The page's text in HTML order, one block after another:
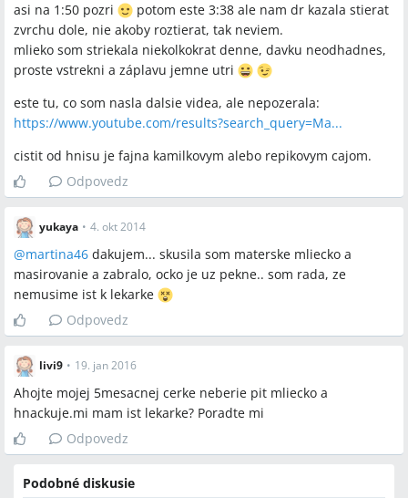
asi na 1:50 pozri
potom este 3:38 ale nam dr kazala stierat
zvrchu dole, nie akoby roztierat, tak neviem.
mlieko som striekala niekolkokrat denne, davku neodhadnes,
proste vstrekni a záplavu jemne utri
este tu, co som nasla dalsie videa, ale nepozerala:
https://www.youtube.com/results?search_query=Ma...
cistit od hnisu je fajna kamilkovym alebo repikovym cajom.
Odpovedz
yukaya • 4. okt 2014
@martina46 dakujem... skusila som materske mliecko a
masirovanie a zabralo, ocko je uz pekne.. som rada, ze
nemusime ist k lekarke
Odpovedz
livi9 • 19. jan 2016
Ahojte mojej 5mesacnej cerke neberie pit mliecko a
hnackuje.mi mam ist lekarke? Poradte mi
Odpovedz
Podobné diskusie